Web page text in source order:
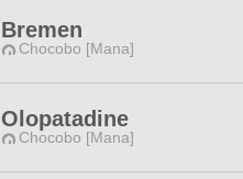
Bremen
Chocobo [Mana]
Olopatadine
Chocobo [Mana]